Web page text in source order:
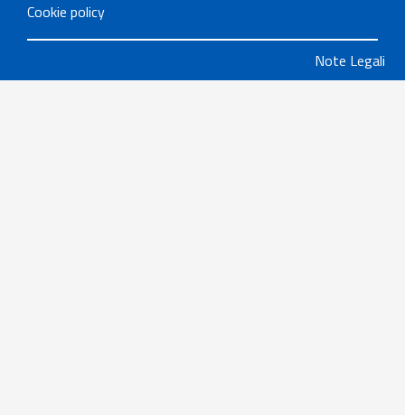
Cookie policy
Note Legali